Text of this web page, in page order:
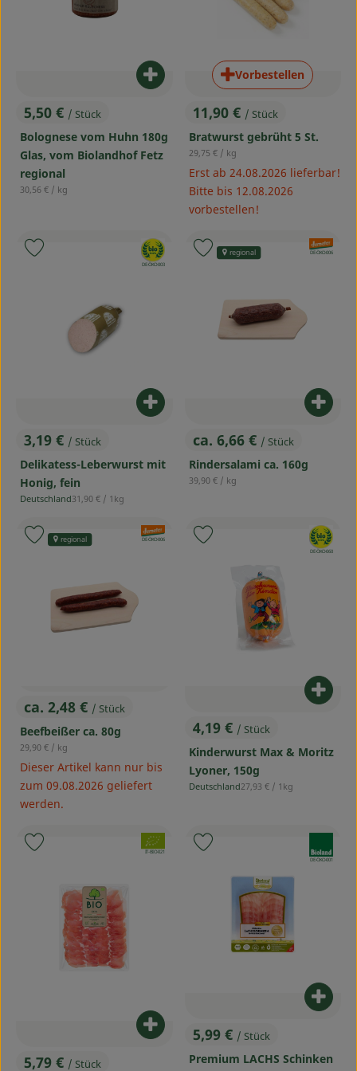
, Preis:
5,50 € / Stück
Bolognese vom Huhn 180g
Glas, vom Biolandhof Fetz
regional
, Referenzpreis:
30,56 € / kg
Produkt zum Warenkorb
, Preis:
11,90 € / Stück
Bratwurst gebrüht 5 St.
, Referenzpreis:
29,75 € / kg
Erst ab 24.08.2026 lieferbar!
Bitte bis 12.08.2026
vorbestellen!
Vorbestellen
, Preis:
3,19 € / Stück
Delikatess-Leberwurst mit
Honig, fein
, Herkunft:
Deutschland, Referenzpreis:
31,90 € / 1kg
Produkt zum Warenkorb
, Verband:
, Kontrollstelle:
DE-ÖKO-003
Produkt zu Favouriten hinzufügen
, Preis:
ca. 6,66 € / Stück
Rindersalami ca. 160g
, Referenzpreis:
39,90 € / kg
, Verband:
, Kontrollstelle:
DE-ÖKO-006
regional
Produkt zu Favouriten
, Preis:
ca. 2,48 € / Stück
Beefbeißer ca. 80g
, Referenzpreis:
29,90 € / kg
Dieser Artikel kann nur bis
zum 09.08.2026 geliefert
werden.
, Verband:
, Kontrollstelle:
DE-ÖKO-006
regional
Produkt zu Favouriten hinzufügen
, Preis:
4,19 € / Stück
Kinderwurst Max & Moritz
Lyoner, 150g
, Herkunft:
Deutschland, Referenzpreis:
27,93 € / 1kg
, Verband:
, Kontrollstelle:
DE-ÖKO-060
Produkt zu Favouriten
5,79 € / Stück
Produkt zum Warenkorb
, Verband:
, Kontrollstelle:
IT-BIO-021
Produkt zu Favouriten hinzufügen
, Preis:
5,99 € / Stück
Premium LACHS Schinken
, Kontrollstelle:
DE-ÖKO-001
Produkt zu Favouriten